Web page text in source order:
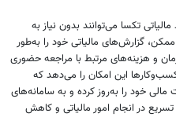
تکسا می‌توانند بدون نیاز به
گزارش‌های مالیاتی خود را به‌طور
زمان و هزینه‌های مرتبط با مراجعه حضوری
این امکان را می‌دهد که
مالی خود را به‌روز کرده و به سامانه‌های
تسریع در انجام امور مالیاتی و کاهش